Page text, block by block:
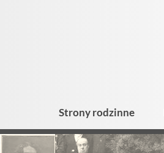
Strony rodzinne